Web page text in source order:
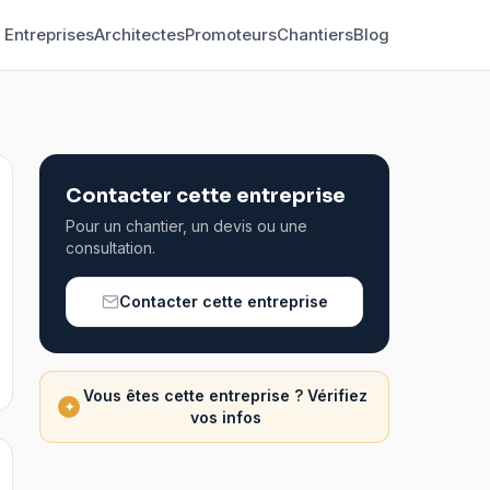
EntreprisesArchitectesPromoteursChantiersBlog
Contacter cette entreprise
Pour un chantier, un devis ou une
consultation.
Contacter cette entreprise
✦
Vous êtes cette entreprise ? Vérifiez
vos infos